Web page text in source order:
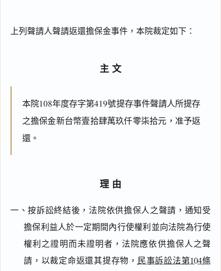
上列聲請人聲請返還擔保金事件，本院裁定如下：
主文
本院108年度存字第419號提存事件聲請人所提存
之擔保金新台幣壹拾肆萬玖仟零柒拾元，准予返
還。
理由
一、按訴訟終結後，法院依供擔保人之聲請，通知受
擔保利益人於一定期間內行使權利並向法院為行使
權利之證明而未證明者，法院應依供擔保人之聲
請，以裁定命返還其提存物， 民事訴訟法第104條